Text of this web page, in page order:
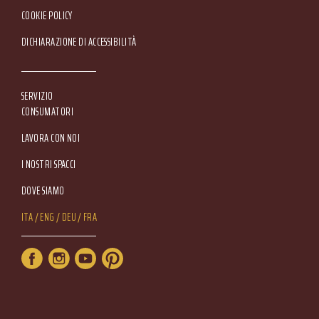
COOKIE POLICY
DICHIARAZIONE DI ACCESSIBILITÀ
SERVIZIO
CONSUMATORI
LAVORA CON NOI
I NOSTRI SPACCI
DOVE SIAMO
Lang Menu
ITA ENG DEU FRA